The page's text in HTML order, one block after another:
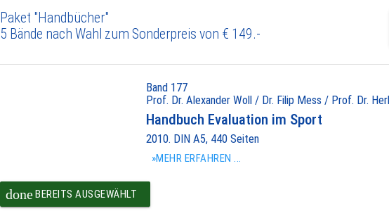
Paket "Handbücher"
5 Bände nach Wahl zum Sonderpreis von € 149.-
Band 177
Prof. Dr. Alexander Woll / Dr. Filip Mess / Prof. Dr.
Handbuch Evaluation im Sport
2010. DIN A5, 440 Seiten
»MEHR ERFAHREN ...
doneBEREITS AUSGEWÄHLT